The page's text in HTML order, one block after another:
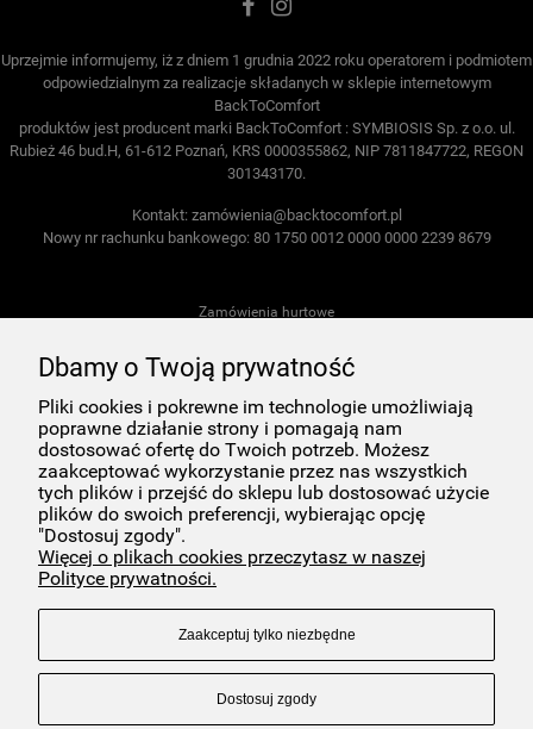
Uprzejmie informujemy, iż z dniem 1 grudnia 2022 roku operatorem i podmiotem
odpowiedzialnym za realizacje składanych w sklepie internetowym
BackToComfort
produktów jest producent marki BackToComfort : SYMBIOSIS Sp. z o.o. ul.
Rubież 46 bud.H, 61-612 Poznań, KRS 0000355862, NIP 7811847722, REGON
301343170.
Kontakt: zamówienia@backtocomfort.pl
Nowy nr rachunku bankowego: 80 1750 0012 0000 0000 2239 8679
Zamówienia hurtowe
Regulamin konkursu Back To Comfort z okazji Światowego Dnia Ziemi!
Materiały do pobrania dotyczące kosmetyków Back to Comfort
Kontakt
O nas
Regulamin Sklepu
Polityka Prywatności
Dbamy o Twoją prywatność
Pliki cookies i pokrewne im technologie umożliwiają
poprawne działanie strony i pomagają nam
dostosować ofertę do Twoich potrzeb. Możesz
zaakceptować wykorzystanie przez nas wszystkich
tych plików i przejść do sklepu lub dostosować użycie
plików do swoich preferencji, wybierając opcję
"Dostosuj zgody".
Więcej o plikach cookies przeczytasz w naszej
Polityce prywatności.
Zaakceptuj tylko niezbędne
Dostosuj zgody